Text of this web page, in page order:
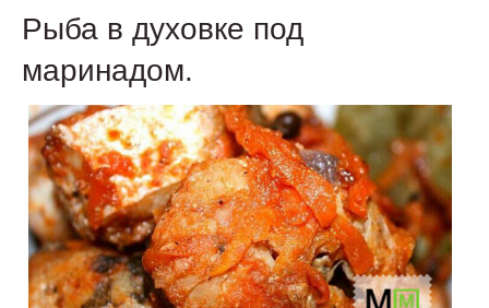
Рыба в духовке под
маринадом.